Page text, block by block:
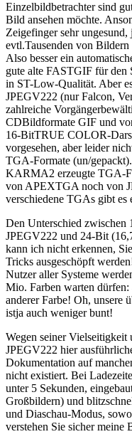
Einzelbildbetrachter sind
Bild ansehen möchte.
Zeigefinger sehr
evtl.Tausenden von
Also besser ein
gute alte FASTGIF für den
in ST-Low-Qualität. Aber
JPEGV222 (nur Falcon,
zahlreiche
CDBildformate GIF und
16-BitTRUE COLOR-
vorgesehen, aber leider
TGA-Formate (un/
KARMA2 erzeugte TGA-
von APEXTGA noch von
verschiedene TGAs gibt es
Den Unterschied zwischen
JPEGV222 und 24-Bit
kann ich nicht erkennen,
Tricks ausgeschöpft
Nutzer aller Systeme
Mio. Farben warten
anderer Farbe! Oh, unsere
istja auch weniger bunt!
Wegen seiner
JPEGV222 hier
Dokumentation auf
nicht existiert. Bei
unter 5 Sekunden,
Großbildern) und
und Diaschau-Modus,
verstehen Sie sicher meine